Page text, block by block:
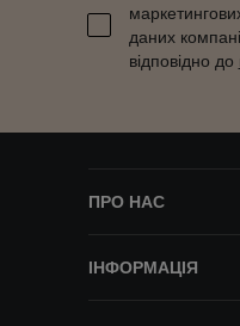
даних
відповідно до
ПРО НАС
ІНФОРМАЦІЯ